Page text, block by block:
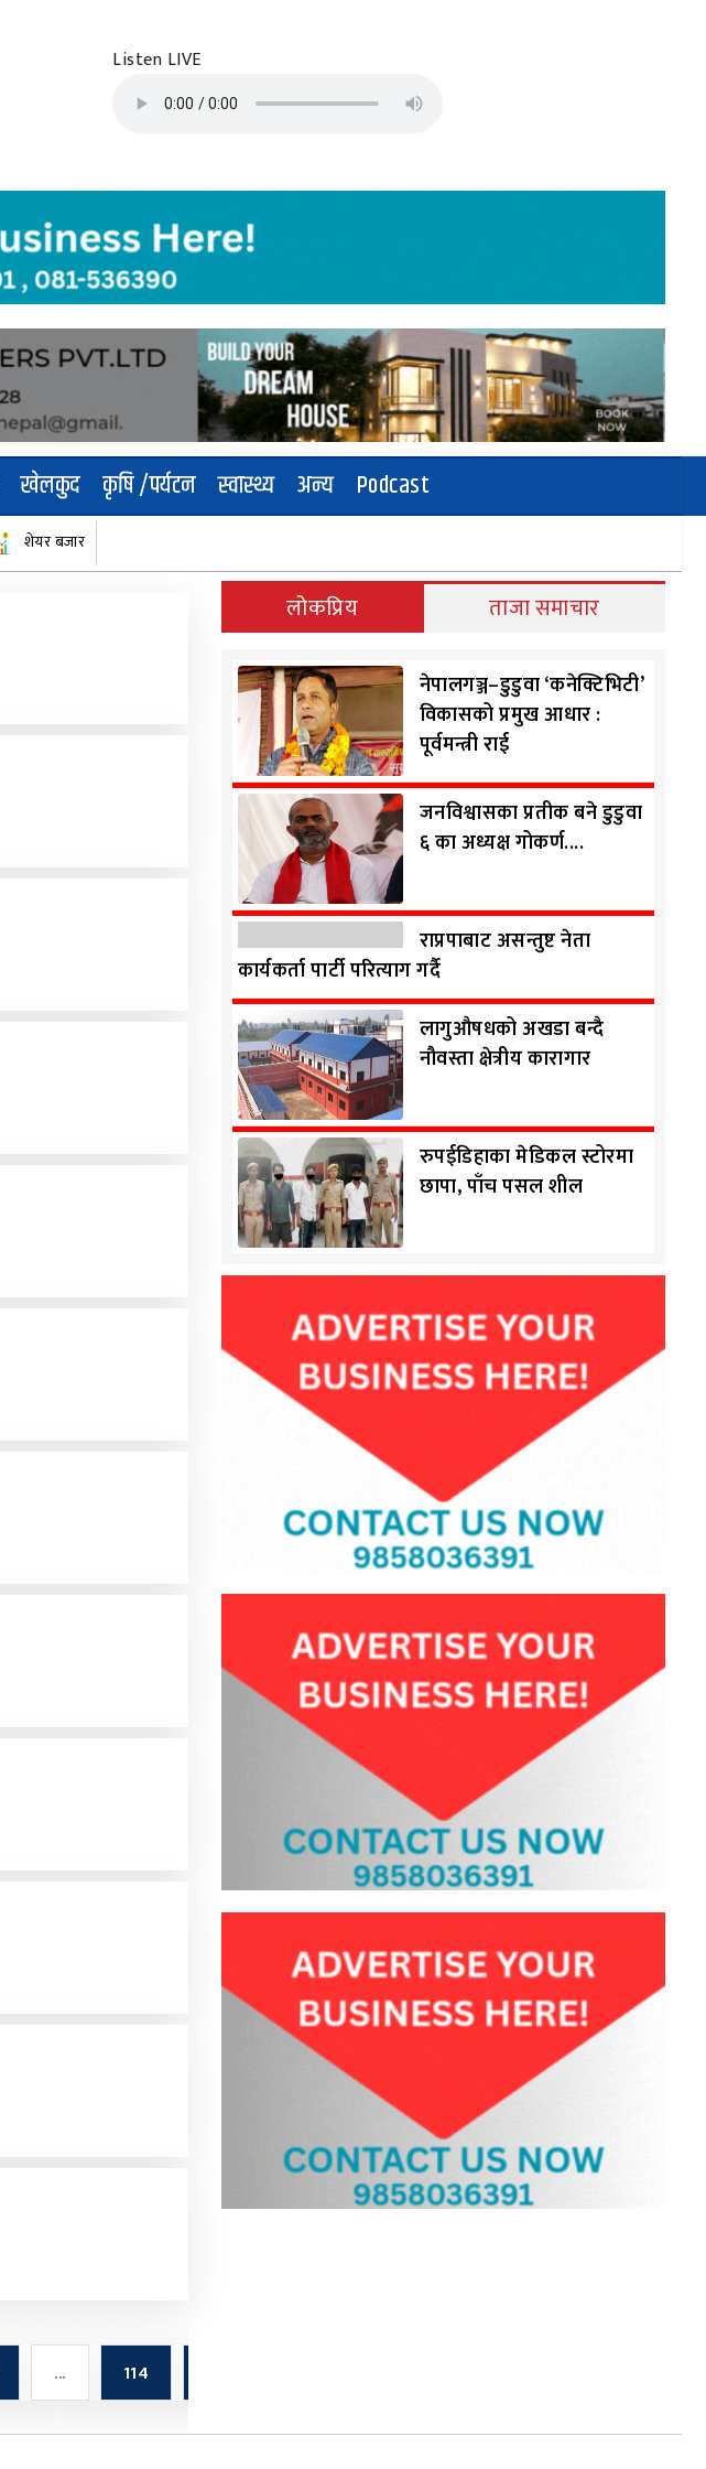
Listen LIVE
खेलकुद कृषि /पर्यटन स्वास्थ्य अन्य Podcast
शेयर बजार
... 114
लोकप्रिय ताजा समाचार
नेपालगञ्ज–डुडुवा ‘कनेक्टिभिटी’
विकासको प्रमुख आधार :
पूर्वमन्त्री राई
जनविश्वासका प्रतीक बने डुडुवा
६ का अध्यक्ष गोकर्ण....
राप्रपाबाट असन्तुष्ट नेता
कार्यकर्ता पार्टी परित्याग गर्दै
लागुऔषधको अखडा बन्दै
नौवस्ता क्षेत्रीय कारागार
रुपईडिहाका मेडिकल स्टोरमा
छापा, पाँच पसल शील